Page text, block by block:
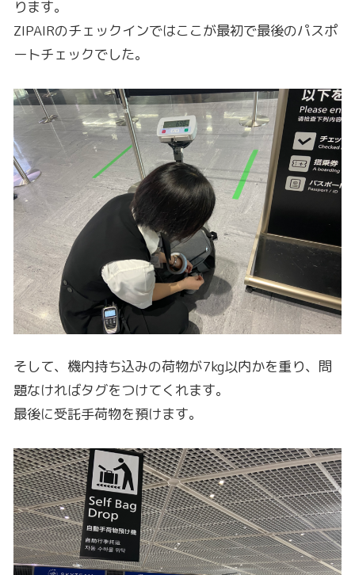
そして、機内持ち込みの荷物が7kg以内かを重り、問
題なければタグをつけてくれます。
最後に受託手荷物を預けます。